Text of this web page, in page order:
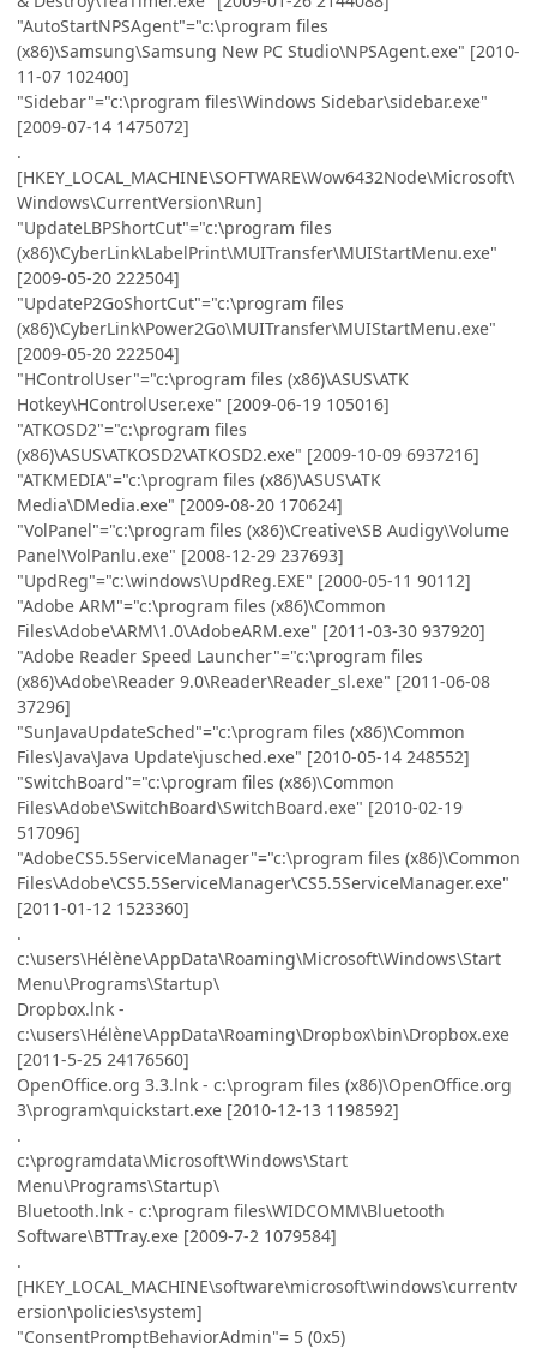
"AutoStartNPSAgent"="c:\program files
(x86)\Samsung\Samsung New PC Studio\NPSAgent.exe" [2010-
11-07 102400]
"Sidebar"="c:\program files\Windows Sidebar\sidebar.exe"
[2009-07-14 1475072]
.
[HKEY_LOCAL_MACHINE\SOFTWARE\Wow6432Node\Microsoft\
Windows\CurrentVersion\Run]
"UpdateLBPShortCut"="c:\program files
(x86)\CyberLink\LabelPrint\MUITransfer\MUIStartMenu.exe"
[2009-05-20 222504]
"UpdateP2GoShortCut"="c:\program files
(x86)\CyberLink\Power2Go\MUITransfer\MUIStartMenu.exe"
[2009-05-20 222504]
"HControlUser"="c:\program files (x86)\ASUS\ATK
Hotkey\HControlUser.exe" [2009-06-19 105016]
"ATKOSD2"="c:\program files
(x86)\ASUS\ATKOSD2\ATKOSD2.exe" [2009-10-09 6937216]
"ATKMEDIA"="c:\program files (x86)\ASUS\ATK
Media\DMedia.exe" [2009-08-20 170624]
"VolPanel"="c:\program files (x86)\Creative\SB Audigy\Volume
Panel\VolPanlu.exe" [2008-12-29 237693]
"UpdReg"="c:\windows\UpdReg.EXE" [2000-05-11 90112]
"Adobe ARM"="c:\program files (x86)\Common
Files\Adobe\ARM\1.0\AdobeARM.exe" [2011-03-30 937920]
"Adobe Reader Speed Launcher"="c:\program files
(x86)\Adobe\Reader 9.0\Reader\Reader_sl.exe" [2011-06-08
37296]
"SunJavaUpdateSched"="c:\program files (x86)\Common
Files\Java\Java Update\jusched.exe" [2010-05-14 248552]
"SwitchBoard"="c:\program files (x86)\Common
Files\Adobe\SwitchBoard\SwitchBoard.exe" [2010-02-19
517096]
"AdobeCS5.5ServiceManager"="c:\program files (x86)\Common
Files\Adobe\CS5.5ServiceManager\CS5.5ServiceManager.exe"
[2011-01-12 1523360]
.
c:\users\Hélène\AppData\Roaming\Microsoft\Windows\Start
Menu\Programs\Startup\
Dropbox.lnk -
c:\users\Hélène\AppData\Roaming\Dropbox\bin\Dropbox.exe
[2011-5-25 24176560]
OpenOffice.org 3.3.lnk - c:\program files (x86)\OpenOffice.org
3\program\quickstart.exe [2010-12-13 1198592]
.
c:\programdata\Microsoft\Windows\Start
Menu\Programs\Startup\
Bluetooth.lnk - c:\program files\WIDCOMM\Bluetooth
Software\BTTray.exe [2009-7-2 1079584]
.
[HKEY_LOCAL_MACHINE\software\microsoft\windows\currentv
ersion\policies\system]
"ConsentPromptBehaviorAdmin"= 5 (0x5)